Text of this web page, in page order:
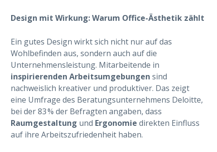
Design mit Wirkung: Warum Office-Ästhetik zählt
Ein gutes Design wirkt sich nicht nur auf das
Wohlbefinden aus, sondern auch auf die
Unternehmensleistung. Mitarbeitende in
inspirierenden Arbeitsumgebungen sind
nachweislich kreativer und produktiver. Das zeigt
eine Umfrage des Beratungsunternehmens Deloitte,
bei der 83 % der Befragten angaben, dass
Raumgestaltung und Ergonomie direkten Einfluss
auf ihre Arbeitszufriedenheit haben.